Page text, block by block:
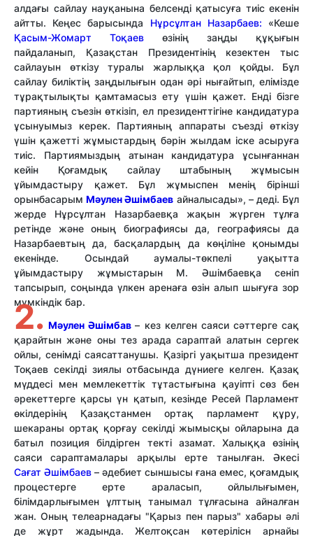
алдағы сайлау науқанына белсенді қатысуға тиіс екенін
айтты. Кеңес барысында Нұрсұлтан Назарбаев: «Кеше
Қасым-Жомарт Тоқаев өзінің заңды құқығын
пайдаланып, Қазақстан Президентінің кезектен тыс
сайлауын өткізу туралы жарлыққа қол қойды. Бұл
сайлау биліктің заңдылығын одан әрі нығайтып, елімізде
тұрақтылықты қамтамасыз ету үшін қажет. Енді бізге
партияның съезін өткізіп, ел президенттігіне кандидатура
ұсынуымыз керек. Партияның аппараты съезді өткізу
үшін қажетті жұмыстардың бәрін жылдам іске асыруға
тиіс. Партиямыздың атынан кандидатура ұсынғаннан
кейін Қоғамдық сайлау штабының жұмысын
ұйымдастыру қажет. Бұл жұмыспен менің бірінші
орынбасарымМәулен Әшімбаев айналысады», – деді. Бұл
жерде Нұрсұлтан Назарбаевқа жақын жүрген тұлға
ретінде және оның биографиясы да, географиясы да
Назарбаевтың да, басқалардың да көңіліне қонымды
екенінде. Осындай аумалы-төкпелі уақытта
ұйымдастыру жұмыстарын М. Әшімбаевқа сеніп
тапсырып, соңында үлкен аренаға өзін алып шығуға зор
мүмкіндік бар.
2. Мәулен Әшімбав – кез келген саяси сәттерге сақ
қарайтын және оны тез арада сараптай алатын сергек
ойлы, сенімді саясаттанушы. Қазіргі уақытша президент
Тоқаев секілді зиялы отбасында дүниеге келген. Қазақ
мүддесі мен мемлекеттік тұтастығына қауіпті сөз бен
әрекеттерге қарсы үн қатып, кезінде Ресей Парламент
өкілдерінің Қазақстанмен ортақ парламент құру,
шекараны ортақ қорғау секілді жымысқы ойларына да
батыл позиция білдірген текті азамат. Халыққа өзінің
саяси сараптамалары арқылы ерте танылған. Әкесі
Сағат Әшімбаев – әдебиет сыншысы ғана емес, қоғамдық
процестерге ерте араласып, ойлылығымен,
білімдарлығымен ұлттың танымал тұлғасына айналған
жан. Оның телеарнадағы "Қарыз пен парыз" хабары әлі
де жұрт жадында. Желтоқсан көтерілісн арнайы